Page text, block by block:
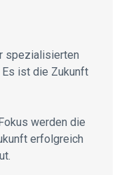
spezialisierten
ist die Zukunft
werden die
erfolgreich